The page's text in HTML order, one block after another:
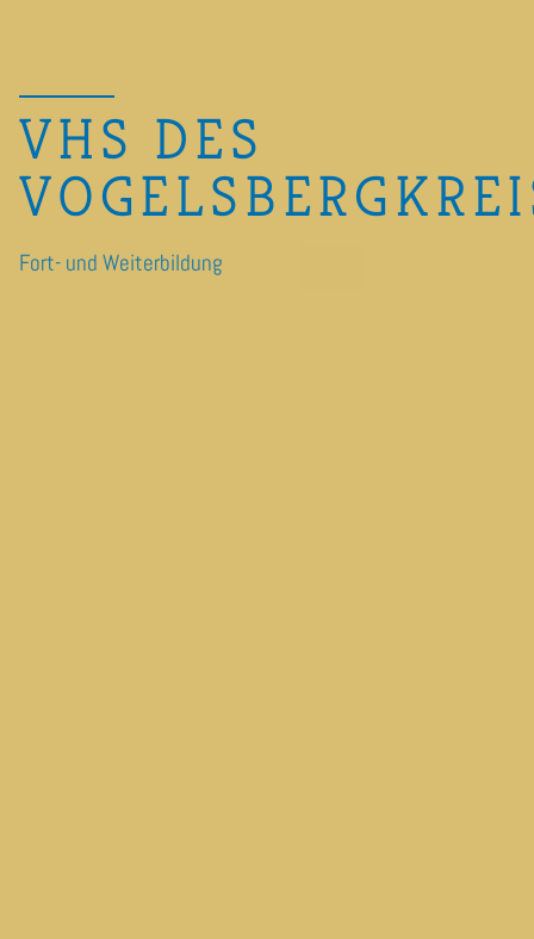
VHS DES
Fort- und Weiterbildung